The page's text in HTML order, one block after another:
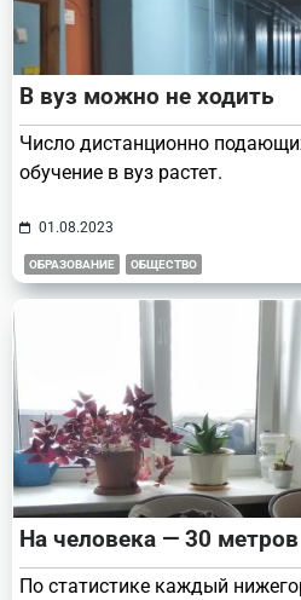
В вуз можно не ходить
Число дистанционно
обучение в вуз растет.
01.08.2023
ОБРАЗОВАНИЕ ОБЩЕСТВО
На человека — 30 метров
По статистике каждый